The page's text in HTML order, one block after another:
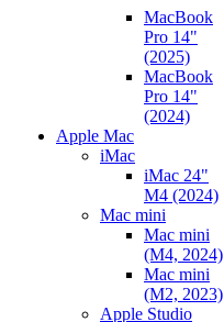
MacBook
Pro 14"
(2025)
MacBook
Pro 14"
(2024)
Apple Mac
iMac
iMac 24"
M4 (2024)
Mac mini
Mac mini
(M4, 2024)
Mac mini
(M2, 2023)
Apple Studio